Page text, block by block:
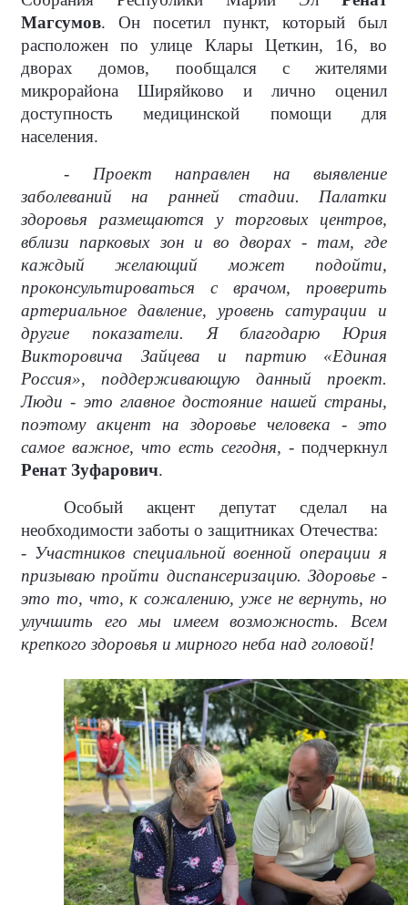
Магсумов. Он посетил пункт, который был
расположен по улице Клары Цеткин, 16, во
дворах домов, пообщался с жителями
микрорайона Ширяйково и лично оценил
доступность медицинской помощи для
населения.
- Проект направлен на выявление
заболеваний на ранней стадии. Палатки
здоровья размещаются у торговых центров,
вблизи парковых зон и во дворах - там, где
каждый желающий может подойти,
проконсультироваться с врачом, проверить
артериальное давление, уровень сатурации и
другие показатели. Я благодарю Юрия
Викторовича Зайцева и партию «Единая
Россия», поддерживающую данный проект.
Люди - это главное достояние нашей страны,
поэтому акцент на здоровье человека - это
самое важное, что есть сегодня, - подчеркнул
Ренат Зуфарович.
Особый акцент депутат сделал на
необходимости заботы о защитниках Отечества:
- Участников специальной военной операции я
призываю пройти диспансеризацию. Здоровье -
это то, что, к сожалению, уже не вернуть, но
улучшить его мы имеем возможность. Всем
крепкого здоровья и мирного неба над головой!